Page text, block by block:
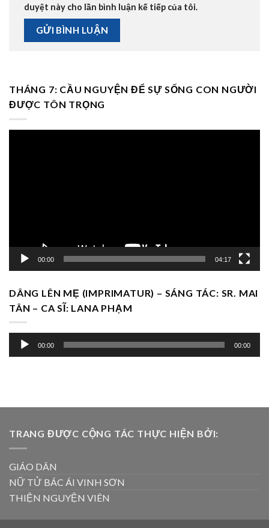
duyệt này cho lần bình luận kế tiếp của tôi.
THÁNG 7: CẦU NGUYỆN ĐỂ SỰ SỐNG CON NGƯỜI
ĐƯỢC TÔN TRỌNG
00:00 04:17
DÂNG LÊN MẸ (IMPRIMATUR) – SÁNG TÁC: SR. MAI
TÂN – CA SĨ: LANA PHẠM
Trình
chơi
00:00 00:00
TRANG ĐƯỢC CỘNG TÁC THỰC HIỆN BỞI:
GIÁO DÂN
NỮ TỬ BÁC ÁI VINH SƠN
THIỆN NGUYỆN VIÊN